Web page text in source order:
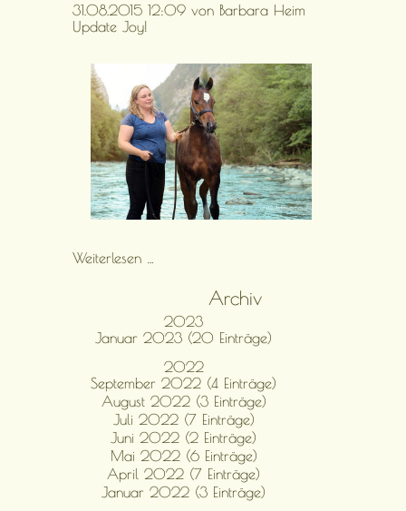
31.08.2015 12:09 von Barbara Heim
Update Joy!
Weiterlesen …
Archiv
2023
Januar 2023 (20 Einträge)
2022
September 2022 (4 Einträge)
August 2022 (3 Einträge)
Juli 2022 (7 Einträge)
Juni 2022 (2 Einträge)
Mai 2022 (6 Einträge)
April 2022 (7 Einträge)
Januar 2022 (3 Einträge)